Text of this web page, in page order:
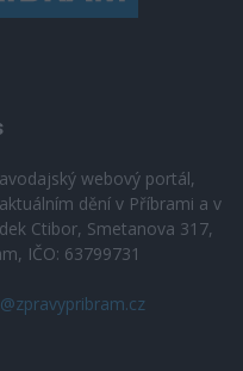
webový portál,
dění v Příbrami a v
Ctibor, Smetanova 317,
IČO: 63799731